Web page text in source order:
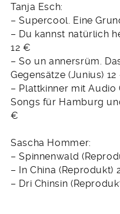
Tanja Esch:
– Supercool. Eine
– Du kannst natürlich
12 €
– So un annersrüm.
Gegensätze (Junius) 12
– Plattkinner mit
Songs für Hamburg
€
Sascha Hommer:
– Spinnenwald
– In China (Reprodukt)
– Dri Chinsin